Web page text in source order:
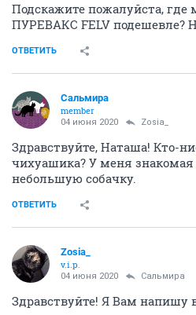
Подскажите пожалуйста, где
ПУРЕВАКС FELV подешевле?
ОТВЕТИТЬ
Сальмира
member
04 июня 2020 Zosia_
Здравствуйте, Наташа! Кто-
чихуашика? У меня
небольшую собачку.
ОТВЕТИТЬ
Zosia_
v.i.p.
04 июня 2020 Сальмира
Здравствуйте! Я Вам напишу